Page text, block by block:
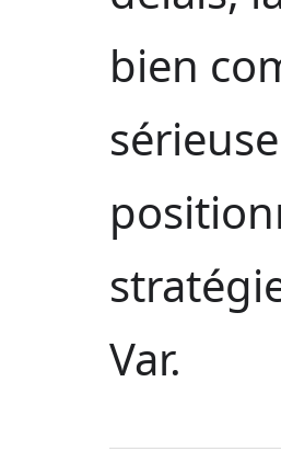
bien
Var.